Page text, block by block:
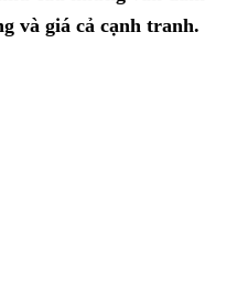
và giá cả cạnh tranh.